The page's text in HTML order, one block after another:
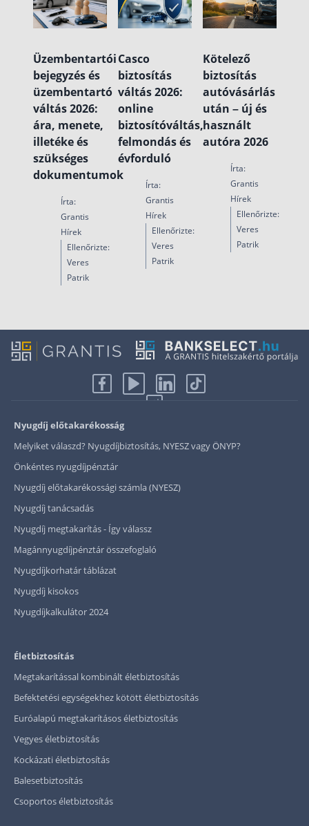
Üzembentartói
bejegyzés és
üzembentartó
váltás 2026:
ára, menete,
illetéke és
szükséges
dokumentumok
Írta:
Grantis
Hírek
Ellenőrizte:
Veres
Patrik
Casco
biztosítás
váltás 2026:
online
biztosítóváltás,
felmondás és
évforduló
Írta:
Grantis
Hírek
Ellenőrizte:
Veres
Patrik
Kötelező
biztosítás
autóvásárlás
után – új és
használt
autóra 2026
Írta:
Grantis
Hírek
Ellenőrizte:
Veres
Patrik
Nyugdíj előtakarékosság
Melyiket válaszd? Nyugdíjbiztosítás, NYESZ vagy ÖNYP?
Önkéntes nyugdíjpénztár
Nyugdíj előtakarékossági számla (NYESZ)
Nyugdíj tanácsadás
Nyugdíj megtakarítás - Így válassz
Magánnyugdíjpénztár összefoglaló
Nyugdíjkorhatár táblázat
Nyugdíj kisokos
Nyugdíjkalkulátor 2024
Életbiztosítás
Megtakarítással kombinált életbiztosítás
Befektetési egységekhez kötött életbiztosítás
Euróalapú megtakarításos életbiztosítás
Vegyes életbiztosítás
Kockázati életbiztosítás
Balesetbiztosítás
Csoportos életbiztosítás